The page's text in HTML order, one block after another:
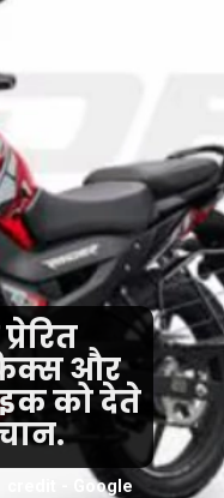
और
को देते
credit - Google